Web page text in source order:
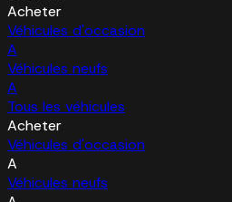
Acheter
Véhicules d'occasion
A
Véhicules neufs
A
Tous les véhicules
Acheter
Véhicules d'occasion
A
Véhicules neufs